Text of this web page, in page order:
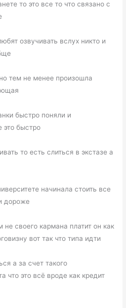
то это все то что связано с
озвучивать вслух никто и
тем не менее произошла
быстро поняли и
это быстро
то есть слиться в экстазе а
начинала стоить все
дороже
не своего кармана платит он как
вот так что типа идти
а за счет такого
что это всё вроде как кредит